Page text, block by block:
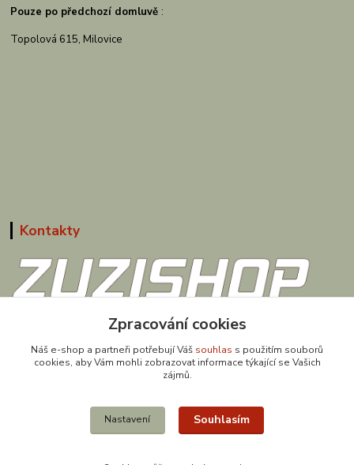
Pouze po předchozí domluvě :
Topolová 615, Milovice
Kontakty
obchod@zuzishop.cz
Zpracování cookies
Náš e-shop a partneři potřebují Váš souhlas s použitím souborů
cookies, aby Vám mohli zobrazovat informace týkající se Vašich
zájmů.
Nastavení Souhlasím